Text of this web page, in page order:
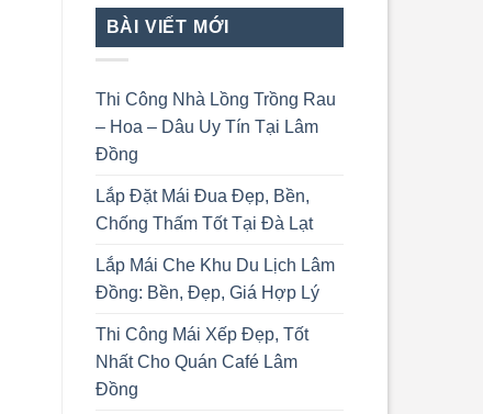
BÀI VIẾT MỚI
Thi Công Nhà Lồng Trồng Rau
– Hoa – Dâu Uy Tín Tại Lâm
Đồng
Lắp Đặt Mái Đua Đẹp, Bền,
Chống Thấm Tốt Tại Đà Lạt
Lắp Mái Che Khu Du Lịch Lâm
Đồng: Bền, Đẹp, Giá Hợp Lý
Thi Công Mái Xếp Đẹp, Tốt
Nhất Cho Quán Café Lâm
Đồng